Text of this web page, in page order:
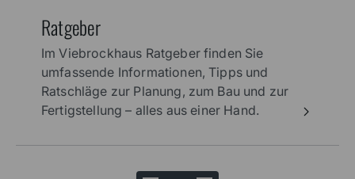
Ratgeber
Im Viebrockhaus Ratgeber finden Sie
umfassende Informationen, Tipps und
Ratschläge zur Planung, zum Bau und zur
Fertigstellung – alles aus einer Hand.